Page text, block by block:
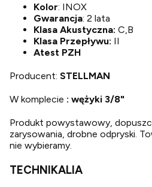
Kolor: INOX
Gwarancja: 2 lata
Klasa Akustyczna: C,B
Klasa Przepływu: II
Atest PZH
Producent: STELLMAN
W komplecie : wężyki 3/8"
Produkt powystawowy,
zarysowania, drobne odpryski.
nie wybieramy.
TECHNIKALIA